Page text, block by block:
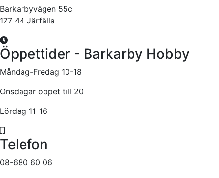
Barkarbyvägen 55c
177 44 Järfälla
Öppettider - Barkarby Hobby
Måndag-Fredag 10-18
Onsdagar öppet till 20
Lördag 11-16
Telefon
08-680 60 06